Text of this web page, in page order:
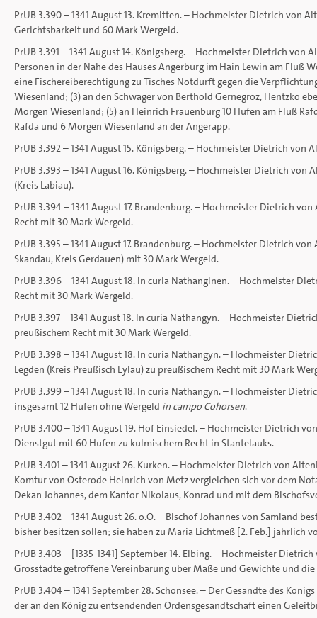
PrUB 3.390 – 1341 August 13. Kremitten. – Hochmeister Dietrich
Gerichtsbarkeit und 60 Mark Wergeld.
PrUB 3.391 – 1341 August 14. Königsberg. – Hochmeister Dietrich von
Personen in der Nähe des Hauses Angerburg im Hain Lewin am Fluß
eine Fischereiberechtigung zu Tisches Notdurft gegen die
Wiesenland; (3) an den Schwager von Berthold Gernegroz, Hentzko
Morgen Wiesenland; (5) an Heinrich Frauenburg 10 Hufen am Fluß
Rafda und 6 Morgen Wiesenland an der Angerapp.
PrUB 3.392 – 1341 August 15. Königsberg. – Hochmeister Dietrich
PrUB 3.393 – 1341 August 16. Königsberg. – Hochmeister Dietrich
(Kreis Labiau).
PrUB 3.394 – 1341 August 17. Brandenburg. – Hochmeister Dietrich
Recht mit 30 Mark Wergeld.
PrUB 3.395 – 1341 August 17. Brandenburg. – Hochmeister Dietrich
Skandau, Kreis Gerdauen) mit 30 Mark Wergeld.
PrUB 3.396 – 1341 August 18. In curia Nathanginen. – Hochmeister
Recht mit 30 Mark Wergeld.
PrUB 3.397 – 1341 August 18. In curia Nathangyn. – Hochmeister
preußischem Recht mit 30 Mark Wergeld.
PrUB 3.398 – 1341 August 18. In curia Nathangyn. – Hochmeister
Legden (Kreis Preußisch Eylau) zu preußischem Recht mit 30 Mark
PrUB 3.399 – 1341 August 18. In curia Nathangyn. – Hochmeister
insgesamt 12 Hufen ohne Wergeld in campo Cohorsen.
PrUB 3.400 – 1341 August 19. Hof Einsiedel. – Hochmeister Dietrich
Dienstgut mit 60 Hufen zu kulmischem Recht in Stantelauks.
PrUB 3.401 – 1341 August 26. Kurken. – Hochmeister Dietrich von
Komtur von Osterode Heinrich von Metz vergleichen sich vor dem
Dekan Johannes, dem Kantor Nikolaus, Konrad und mit dem
PrUB 3.402 – 1341 August 26. o.O. – Bischof Johannes von Samland
bisher besitzen sollen; sie haben zu Mariä Lichtmeß [2. Feb.] jährlich
PrUB 3.403 – [1335-1341] September 14. Elbing. – Hochmeister
Grosstädte getroffene Vereinbarung über Maße und Gewichte und
PrUB 3.404 – 1341 September 28. Schönsee. – Der Gesandte des
der an den König zu entsendenden Ordensgesandtschaft einen